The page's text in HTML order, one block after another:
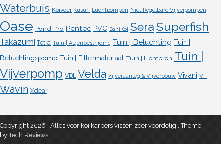
Waterbuis Koivoer Kusuri Luchtpompen Niet Regelbare Vijverpompen
Oase Pond Pro Pontec PVC SaniKoi SeraSuperfish
Takazumi Tetra Tuin | Algenbestrijding Tuin | Beluchting Tuin |
Beluchtingspomp Tuin | Filtermateriaal Tuin | Lichtbron Tuin |
Vijverpomp VDL Velda Vijveraanleg & Vijverbouw Vivani VT
Wavin Xclear
Copyright 2026 , Alles voor koi karpers vissen zeer voordelig ,Theme
byTech Reviews